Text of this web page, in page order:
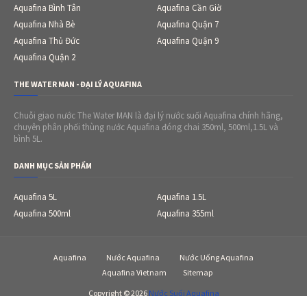
Aquafina Bình Tân
Aquafina Cần Giờ
Aquafina Nhà Bè
Aquafina Quận 7
Aquafina Thủ Đức
Aquafina Quận 9
Aquafina Quận 2
THE WATER MAN - ĐẠI LÝ AQUAFINA
Chuỗi giao nước The Water MAN là đại lý nước suối Aquafina chính hãng,
chuyên phân phối thùng nước Aquafina đóng chai 350ml, 500ml,1.5L và
bình 5L.
DANH MỤC SẢN PHẨM
Aquafina 5L
Aquafina 1.5L
Aquafina 500ml
Aquafina 355ml
Aquafina Nước Aquafina
Nước Uống Aquafina
Aquafina Vietnam
Sitemap
Copyright ©2026 Nước Suối Aquafina